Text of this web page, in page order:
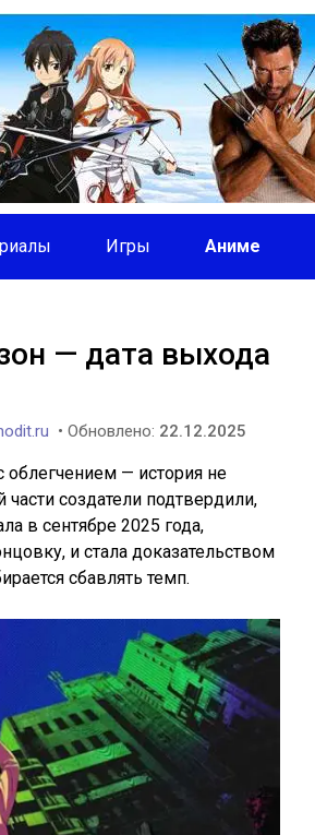
Игры Аниме
— дата выхода
• Обновлено: 22.12.2025
— история не
создатели подтвердили,
в сентябре 2025 года,
и стала доказательством
сбавлять темп.